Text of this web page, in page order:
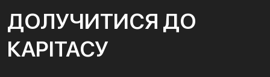
ДОЛУЧИТИСЯ ДО
КАРІТАСУ